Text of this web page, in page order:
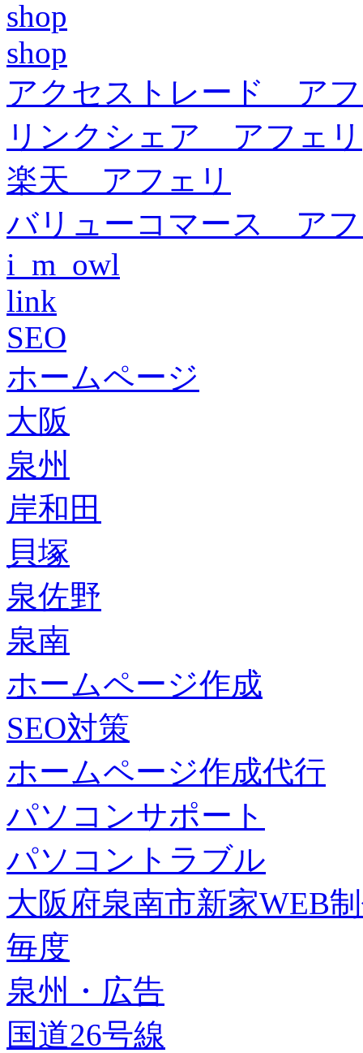
shop
shop
アクセストレード ア
リンクシェア アフェリ
楽天 アフェリ
バリューコマース ア
i_m_owl
link
SEO
ホームページ
大阪
泉州
岸和田
貝塚
泉佐野
泉南
ホームページ作成
SEO対策
ホームページ作成代行
パソコンサポート
パソコントラブル
大阪府泉南市新家WEB
毎度
泉州・広告
国道26号線